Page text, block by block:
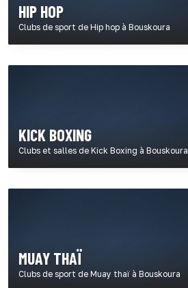
HIP HOP
Clubs de sport de Hip hop à Bouskoura
KICK BOXING
Clubs et salles de Kick Boxing à Bouskoura
MUAY THAÏ
Clubs de sport de Muay thaï à Bouskoura